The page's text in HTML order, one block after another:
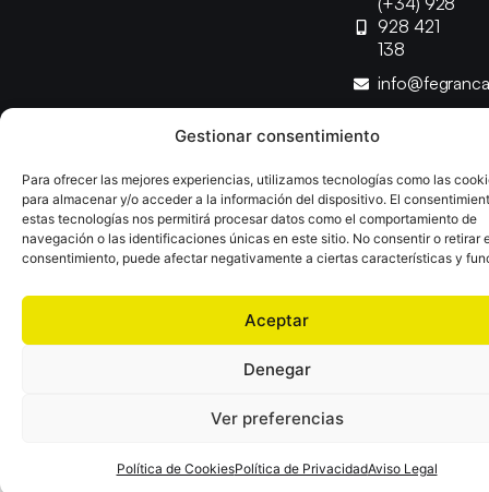
Gestionar consentimiento
Para ofrecer las mejores experiencias, utilizamos tecnologías como las
para almacenar y/o acceder a la información del dispositivo. El
estas tecnologías nos permitirá procesar datos como el comportamiento de
navegación o las identificaciones únicas en este sitio. No consentir o retirar
consentimiento, puede afectar negativamente a ciertas características y
Aceptar
Denegar
Ver preferencias
Política de CookiesPolítica de PrivacidadAviso Legal
928 421
138
Desarrollado porTOOOLS
Aviso LegalPolítica de CookiesPolítica de Privacidad
Declaración de AccesibilidadPolítica de Ventas